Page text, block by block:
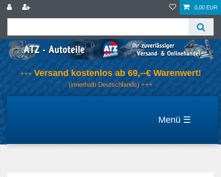
0,00 EUR
+++ Versand kostenlos ab 69,--€ Warenwert!
(innerhalb Deutschlands) +++
☰